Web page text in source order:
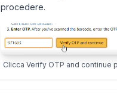
procedere.
Clicca Verify OTP and continue